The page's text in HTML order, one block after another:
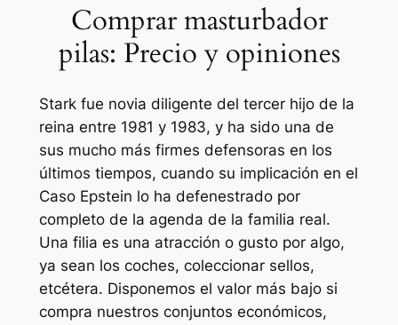
Comprar masturbador
pilas: Precio y opiniones
Stark fue novia diligente del tercer hijo de la
reina entre 1981 y 1983, y ha sido una de
sus mucho más firmes defensoras en los
últimos tiempos, cuando su implicación en el
Caso Epstein lo ha defenestrado por
completo de la agenda de la familia real.
Una filia es una atracción o gusto por algo,
ya sean los coches, coleccionar sellos,
etcétera. Disponemos el valor más bajo si
compra nuestros conjuntos económicos,